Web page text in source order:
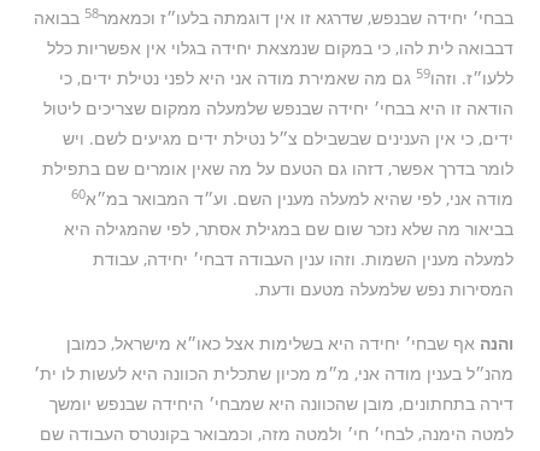
בבחי׳ יחידה שבנפש, שדרגא זו אין דוגמתה בלעו״ז וכמאמר58 בבואה
דבבואה לית להו, כי במקום שנמצאת יחידה בגלוי אין אפשריות כלל
ללעו״ז. וזהו59 גם מה שאמירת מודה אני היא לפני נטילת ידים, כי
הודאה זו היא בבחי׳ יחידה שבנפש שלמעלה ממקום שצריכים ליטול
ידים, כי אין הענינים שבשבילם צ״ל נטילת ידים מגיעים לשם. ויש
לומר בדרך אפשר, דזהו גם הטעם על מה שאין אומרים שם בתפילת
מודה אני, לפי שהיא למעלה מענין השם. וע״ד המבואר במ״א60
בביאור מה שלא נזכר שום שם במגילת אסתר, לפי שהמגילה היא
למעלה מענין השמות. וזהו ענין העבודה דבחי׳ יחידה, עבודת
המסירות נפש שלמעלה מטעם ודעת.
והנהאף שבחי׳ יחידה היא בשלימות אצל כאו״א מישראל, כמובן
מהנ״ל בענין מודה אני, מ״מ מכיון שתכלית הכוונה היא לעשות לו ית׳
דירה בתחתונים, מובן שהכוונה היא שמבחי׳ היחידה שבנפש יומשך
למטה הימנה, לבחי׳ חי׳ ולמטה מזה, וכמבואר בקונטרס העבודה שם